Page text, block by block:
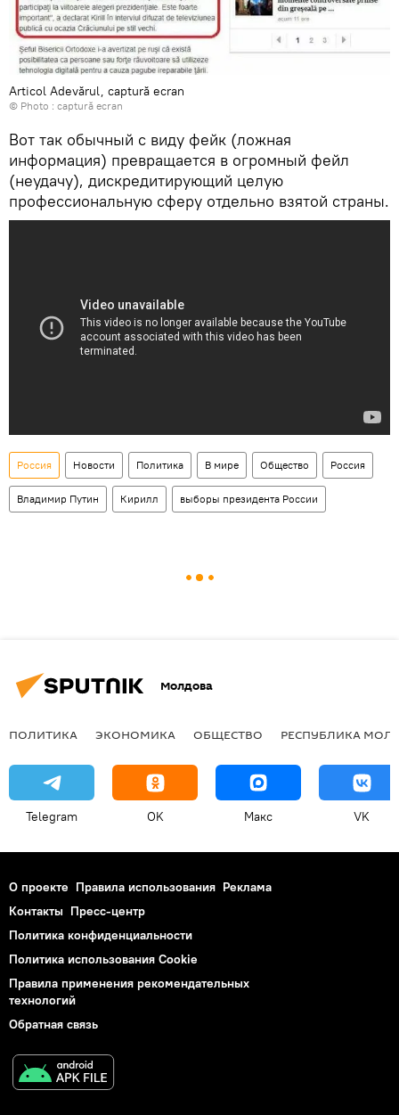
Articol Adevărul, captură ecran
© Photo : captură ecran
Вот так обычный с виду фейк (ложная
информация) превращается в огромный фейл
(неудачу), дискредитирующий целую
профессиональную сферу отдельно взятой страны.
Россия Новости Политика В мире Общество Россия
Владимир Путин Кирилл выборы президента России
Молдова
ПОЛИТИКА ЭКОНОМИКА ОБЩЕСТВО РЕСПУБЛИКА
Telegram OK Макс VK
О проекте Правила использования Реклама
Контакты Пресс-центр
Политика конфиденциальности
Политика использования Cookie
Правила применения рекомендательных
технологий
Обратная связь